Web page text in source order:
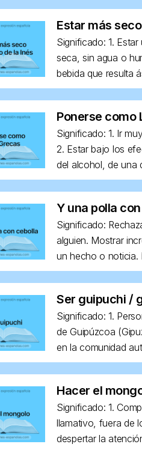
Estar más
Significado: 1.
seca, sin agua o
bebida que resulta
Ponerse como
Significado: 1. Ir
2. Estar bajo los
del alcohol, de una
Y una polla
Significado:
alguien. Mostrar
un hecho o noticia.
Ser guipuchi /
Significado: 1.
de Guipúzcoa
en la comunidad
Hacer el
Significado: 1.
llamativo, fuera de
despertar la